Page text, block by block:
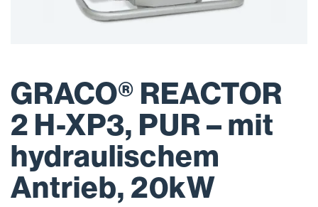
GRACO® REACTOR
2 H-XP3, PUR – mit
hydraulischem
Antrieb, 20kW